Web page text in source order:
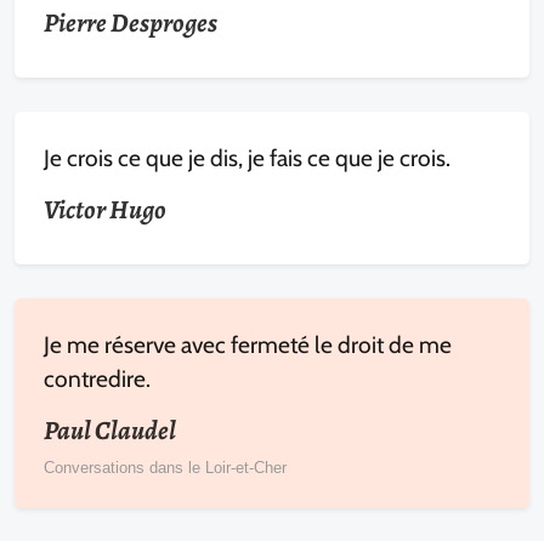
Pierre Desproges
Je crois ce que je dis, je fais ce que je crois.
Victor Hugo
Je me réserve avec fermeté le droit de me
contredire.
Paul Claudel
Conversations dans le Loir-et-Cher